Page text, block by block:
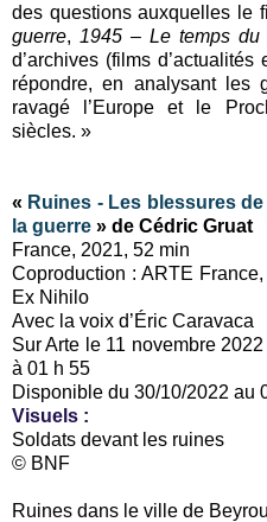
des questions auxquelles le
guerre, 1945 – Le temps du
d’archives (films
répondre, en analysant les
ravagé l’Europe et le
siècles. »
« Ruines - Les blessures de
la guerre » de Cédric Gruat
France, 2021, 52 min
Coproduction : ARTE France,
Ex Nihilo
Avec la voix d’Éric Caravaca
Sur Arte le 11 novembre 2022
à 01 h 55
Disponible du 30/10/2022 au
Visuels :
Soldats devant les ruines
© BNF
Ruines dans le ville de